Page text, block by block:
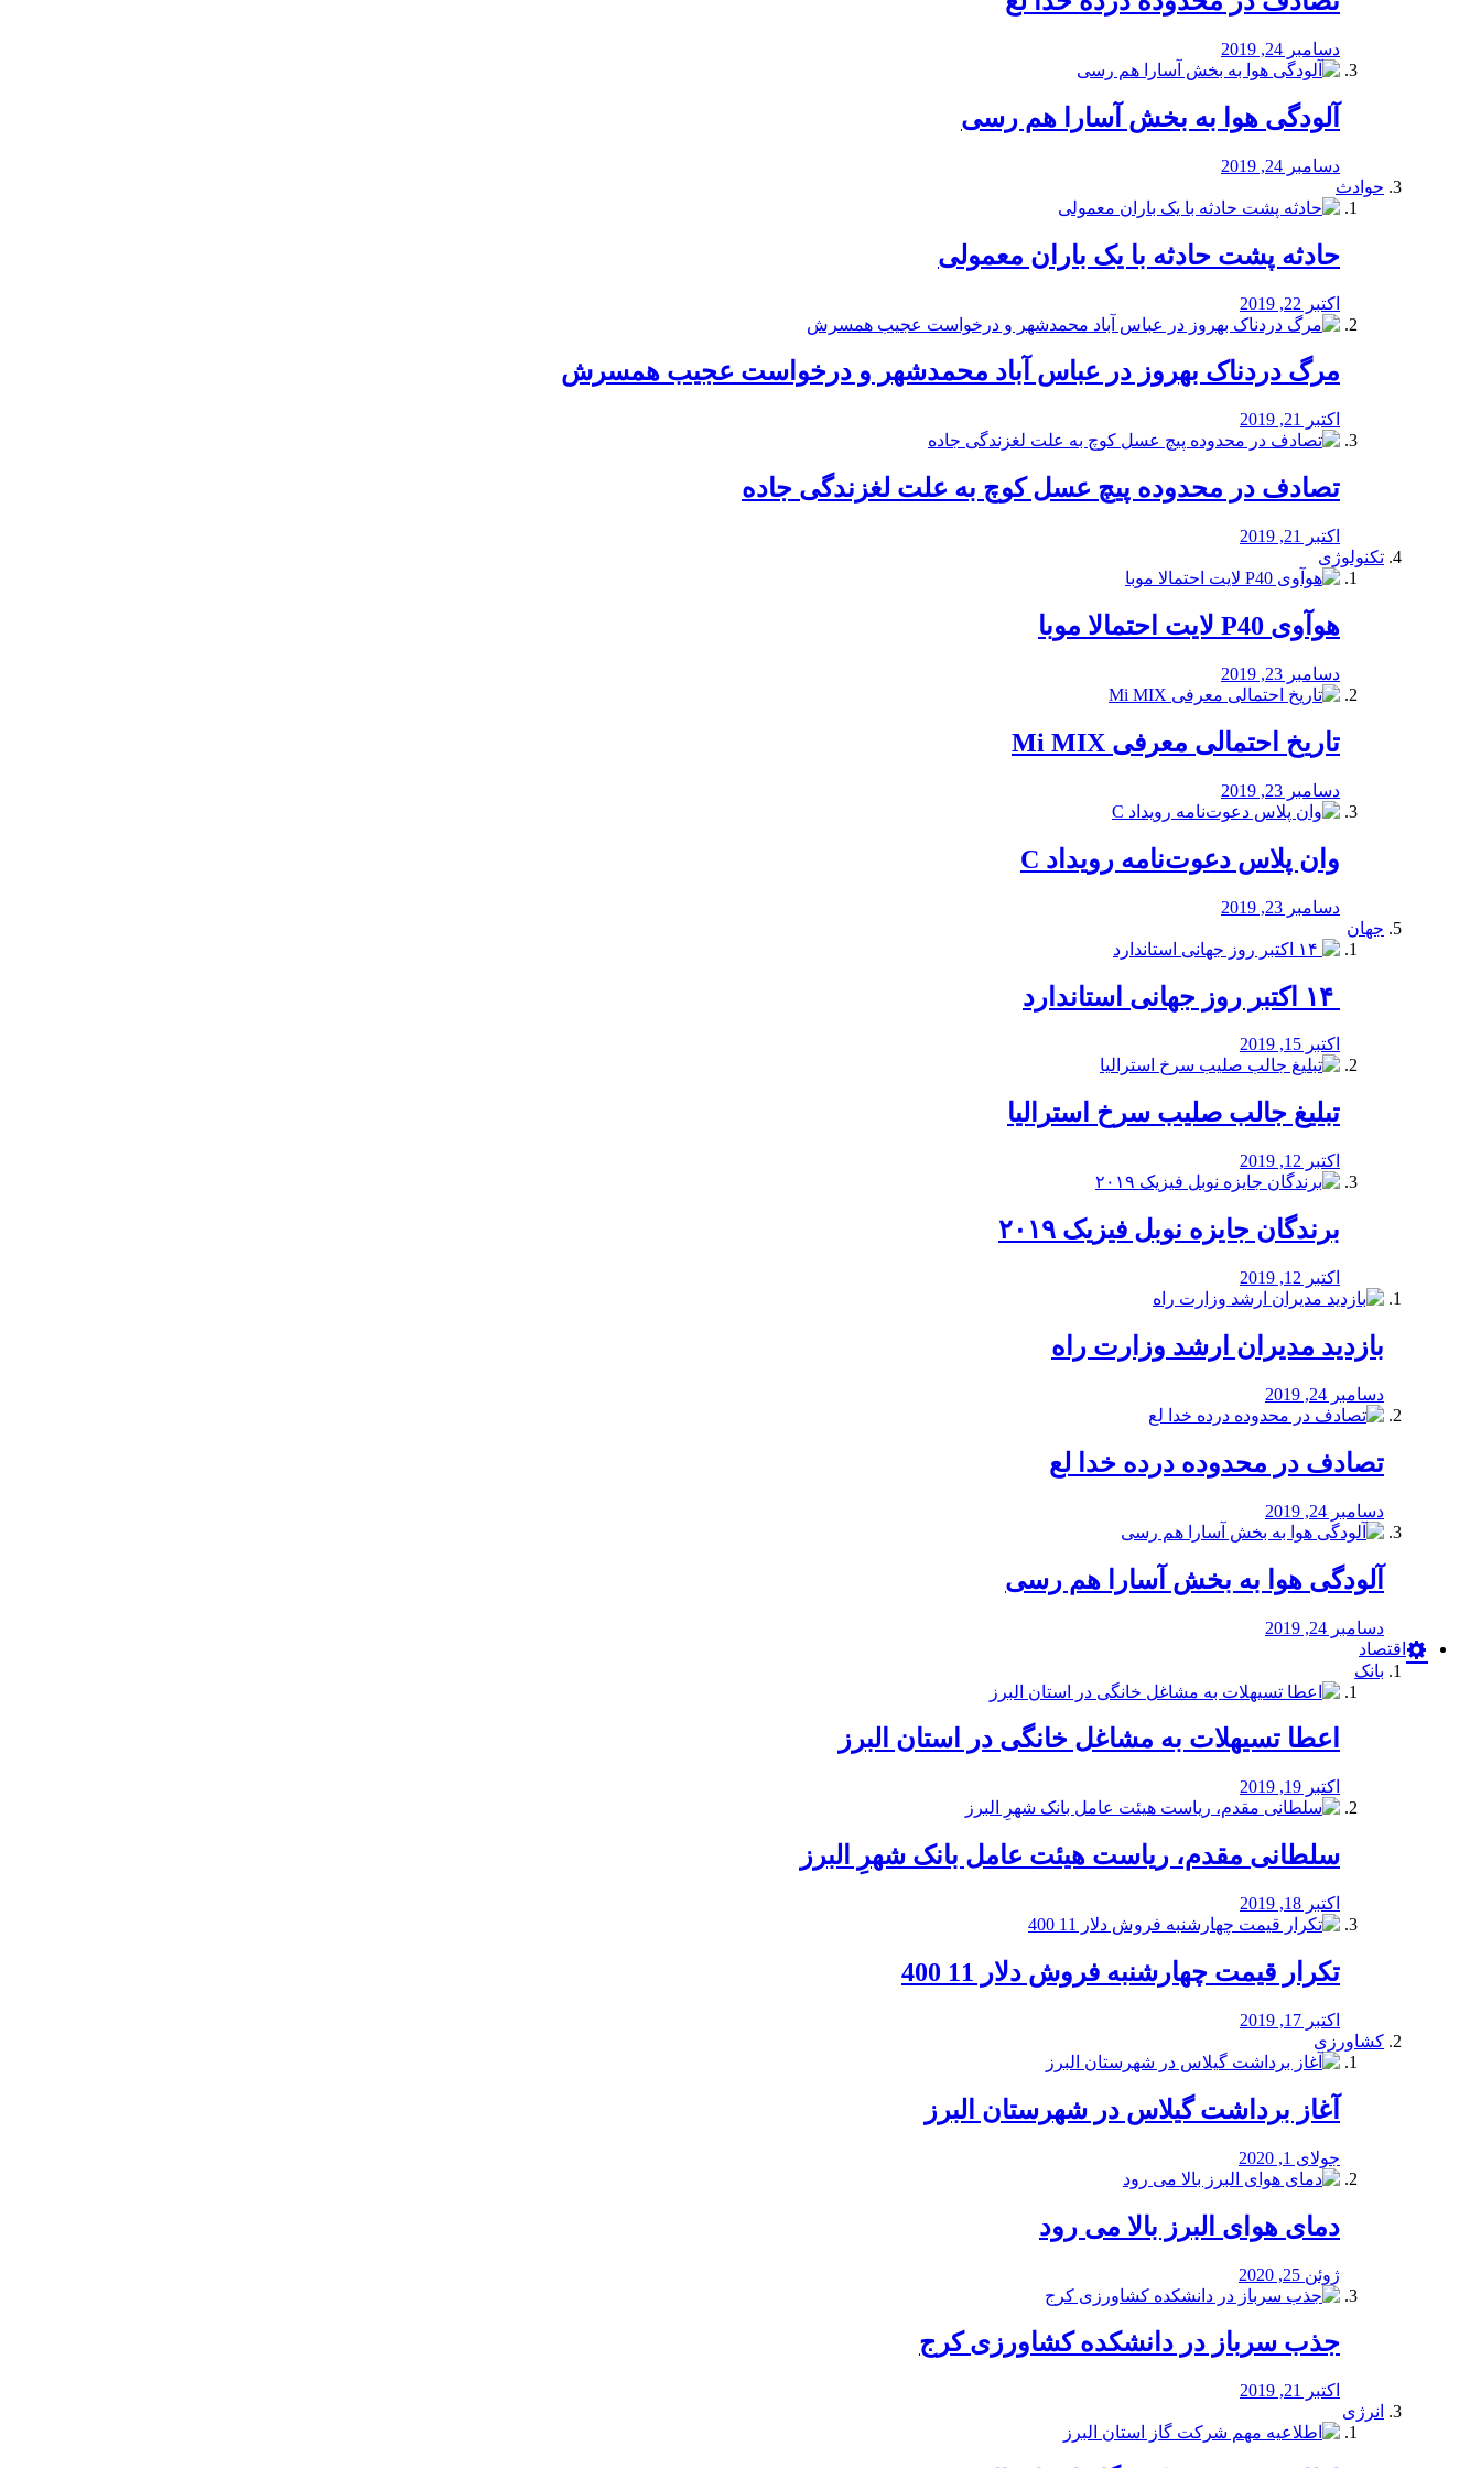
دسامبر 24, 2019
آلودگی هوا به بخش آسارا هم رسی
دسامبر 24, 2019
حوادث
️حادثه پشت حادثه با یک باران معمولی
اکتبر 22, 2019
مرگ دردناک بهروز در عباس آباد محمدشهر و درخواست عجیب همسرش
اکتبر 21, 2019
تصادف در محدوده پیچ عسل کوچ به علت لغزندگی جاده
اکتبر 21, 2019
تکنولوژی
هوآوی P40 لایت احتمالا موبا
دسامبر 23, 2019
تاریخ احتمالی معرفی Mi MIX
دسامبر 23, 2019
وان پلاس دعوت‌نامه رویداد C
دسامبر 23, 2019
جهان
اکتبر 15, 2019
تبلیغ جالب صلیب سرخ استرالیا
اکتبر 12, 2019
برندگان جایزه نوبل فیزیک ۲۰۱۹
اکتبر 12, 2019
بازدید مدیران ارشد وزارت راه
دسامبر 24, 2019
تصادف در محدوده درده خدا لع
دسامبر 24, 2019
آلودگی هوا به بخش آسارا هم رسی
دسامبر 24, 2019
اقتصاد
بانک
️اعطا تسیهلات به مشاغل خانگی در استان البرز
اکتبر 19, 2019
سلطانی مقدم، ریاست هیئت عامل بانک شهرِ البرز
اکتبر 18, 2019
تکرار قیمت چهارشنبه فروش دلار 11 400
اکتبر 17, 2019
کشاورزی
آغاز برداشت گیلاس در شهرستان البرز
جولای 1, 2020
دمای هوای البرز بالا می رود
ژوئن 25, 2020
جذب سرباز در دانشکده کشاورزی کرج
اکتبر 21, 2019
انرژی